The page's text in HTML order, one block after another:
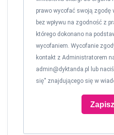
prawo wycofać swoją zgodę
bez wpływu na zgodność z
którego dokonano na
wycofaniem. Wycofanie
kontakt z Administratorem
admin@dyktanda.pl
lub
się" znajdującego się w